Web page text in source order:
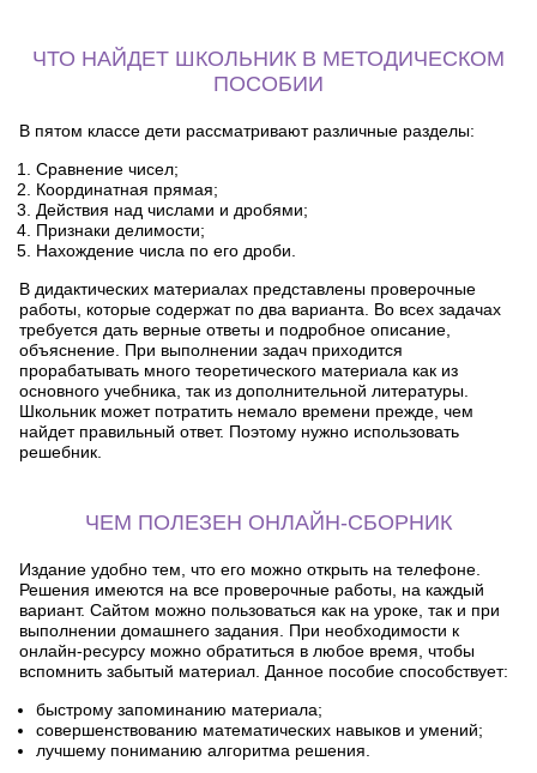
ЧТО НАЙДЕТ ШКОЛЬНИК В МЕТОДИЧЕСКОМ
ПОСОБИИ
В пятом классе дети рассматривают различные разделы:
Сравнение чисел;
Координатная прямая;
Действия над числами и дробями;
Признаки делимости;
Нахождение числа по его дроби.
В дидактических материалах представлены проверочные
работы, которые содержат по два варианта. Во всех задачах
требуется дать верные ответы и подробное описание,
объяснение. При выполнении задач приходится
прорабатывать много теоретического материала как из
основного учебника, так из дополнительной литературы.
Школьник может потратить немало времени прежде, чем
найдет правильный ответ. Поэтому нужно использовать
решебник.
ЧЕМ ПОЛЕЗЕН ОНЛАЙН-СБОРНИК
Издание удобно тем, что его можно открыть на телефоне.
Решения имеются на все проверочные работы, на каждый
вариант. Сайтом можно пользоваться как на уроке, так и при
выполнении домашнего задания. При необходимости к
онлайн-ресурсу можно обратиться в любое время, чтобы
вспомнить забытый материал. Данное пособие способствует:
быстрому запоминанию материала;
совершенствованию математических навыков и умений;
лучшему пониманию алгоритма решения.